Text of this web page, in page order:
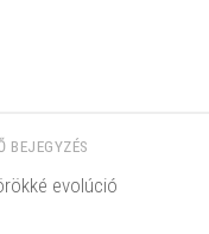
BEJEGYZÉS
evolúció